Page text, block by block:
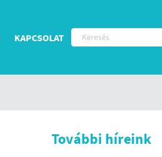
KAPCSOLAT
További híreink